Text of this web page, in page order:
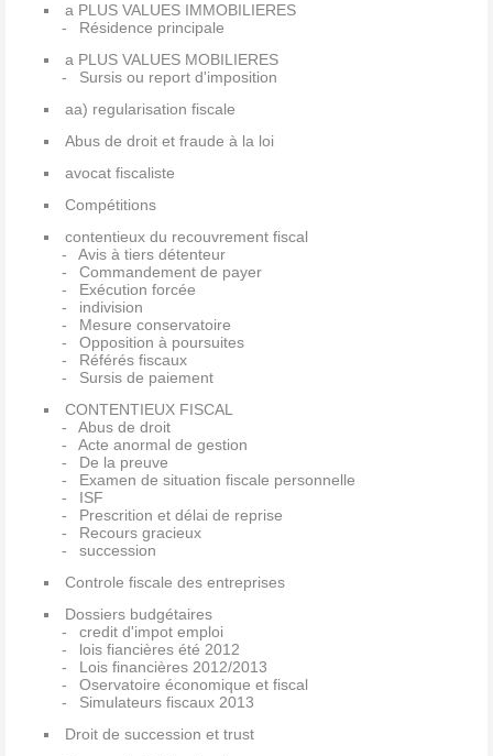
a PLUS VALUES IMMOBILIERES
Résidence principale
a PLUS VALUES MOBILIERES
Sursis ou report d'imposition
aa) regularisation fiscale
Abus de droit et fraude à la loi
avocat fiscaliste
Compétitions
contentieux du recouvrement fiscal
Avis à tiers détenteur
Commandement de payer
Exécution forcée
indivision
Mesure conservatoire
Opposition à poursuites
Référés fiscaux
Sursis de paiement
CONTENTIEUX FISCAL
Abus de droit
Acte anormal de gestion
De la preuve
Examen de situation fiscale personnelle
ISF
Prescrition et délai de reprise
Recours gracieux
succession
Controle fiscale des entreprises
Dossiers budgétaires
credit d'impot emploi
lois fiancières été 2012
Lois financières 2012/2013
Oservatoire économique et fiscal
Simulateurs fiscaux 2013
Droit de succession et trust